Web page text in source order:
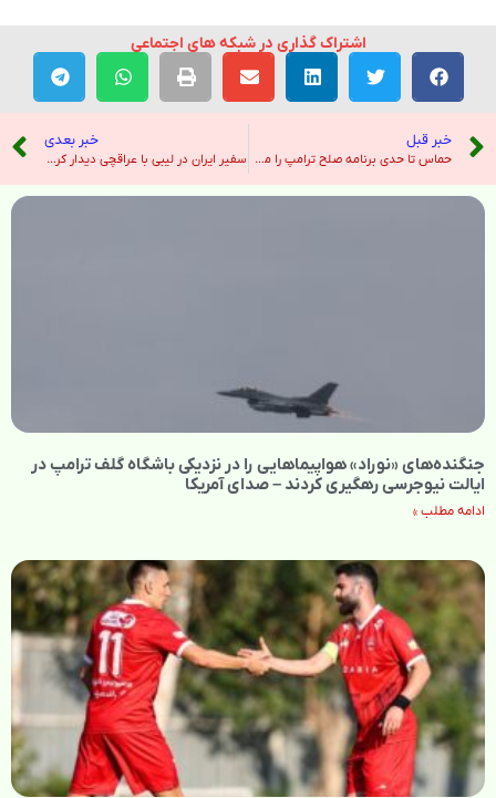
اشتراک گذاری در شبکه های اجتماعی
خبر قبل
حماس تا حدی برنامه صلح ترامپ را می پذیرد – نیویورک تایمز
خبر بعدی
سفیر ایران در لیبی با عراقچی دیدار کرد – خبرگزاری ایرنا
جنگنده‌های «نوراد» هواپیماهایی را در نزدیکی باشگاه گلف ترامپ در
ایالت نیوجرسی رهگیری کردند – صدای آمریکا
ادامه مطلب »